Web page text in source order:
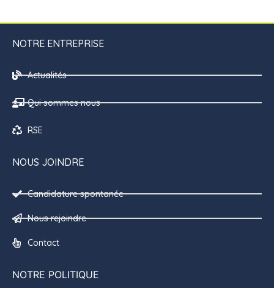
NOTRE ENTREPRISE
Actualités
Qui sommes nous
RSE
NOUS JOINDRE
Candidature spontanée
Nous rejoindre
Contact
NOTRE POLITIQUE